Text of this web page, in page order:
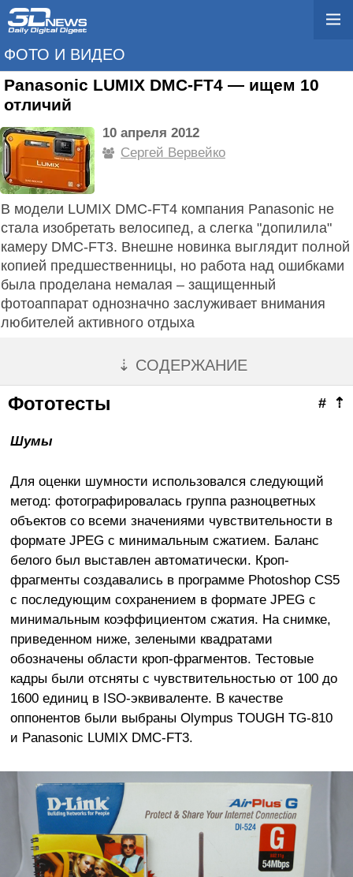
ФОТО И ВИДЕО
Panasonic LUMIX DMC-FT4 — ищем 10
отличий
10 апреля 2012
Сергей Вервейко
В модели LUMIX DMC-FT4 компания Panasonic не
стала изобретать велосипед, а слегка "допилила"
камеру DMC-FT3. Внешне новинка выглядит полной
копией предшественницы, но работа над ошибками
была проделана немалая – защищенный
фотоаппарат однозначно заслуживает внимания
любителей активного отдыха
⇣ СОДЕРЖАНИЕ
⇡
#
Фототесты
Шумы
Для оценки шумности использовался следующий
метод: фотографировалась группа разноцветных
объектов со всеми значениями чувствительности в
формате JPEG с минимальным сжатием. Баланс
белого был выставлен автоматически. Кроп-
фрагменты создавались в программе Photoshop CS5
с последующим сохранением в формате JPEG с
минимальным коэффициентом сжатия. На снимке,
приведенном ниже, зелеными квадратами
обозначены области кроп-фрагментов. Тестовые
кадры были отсняты с чувствительностью от 100 до
1600 единиц в ISO-эквиваленте. В качестве
оппонентов были выбраны Olympus TOUGH TG-810
и Panasonic LUMIX DMC-FT3.